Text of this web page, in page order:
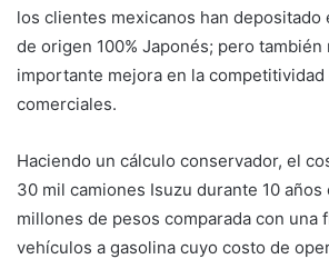
los clientes mexicanos han depositado
de origen 100% Japonés; pero
importante mejora en la competitividad
comerciales.
Haciendo un cálculo conservador, el
30 mil camiones Isuzu durante 10 años
millones de pesos comparada con una
vehículos a gasolina cuyo costo de